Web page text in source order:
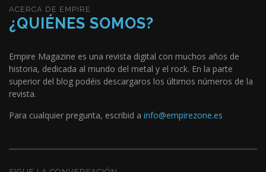
ACERCA DE EMPIRE
¿QUIÉNES SOMOS?
Empire Magazine es una revista digital con muchos años de
historia, dedicada al mundo del metal y el rock. En la parte
superior del blog podéis descargaros los últimos números de la
revista.
Para cualquier pregunta, escribid a info@empirezone.es